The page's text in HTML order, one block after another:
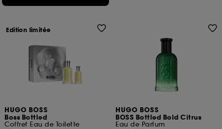
HUGO BOSS
Boss Bottled
Coffret Eau de Toilette
Edition limitée
HUGO BOSS
BOSS Bottled Bold Citrus
Eau de Parfum